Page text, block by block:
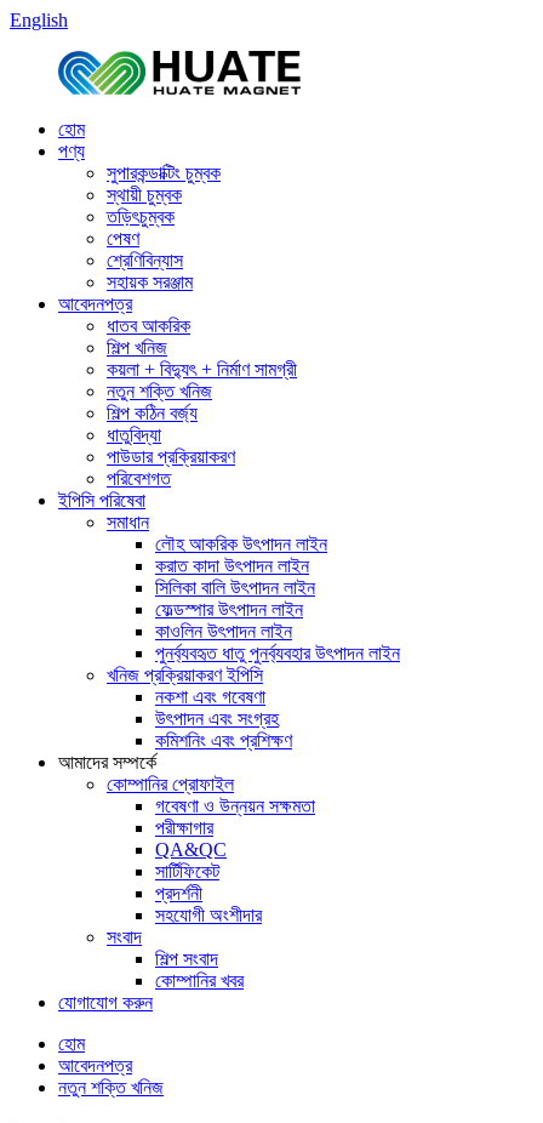
English
হোম
পণ্য
সুপারকন্ডাক্টিং চুম্বক
স্থায়ী চুম্বক
তড়িৎচুম্বক
পেষণ
শ্রেণিবিন্যাস
সহায়ক সরঞ্জাম
আবেদনপত্র
ধাতব আকরিক
শিল্প খনিজ
কয়লা + বিদ্যুৎ + নির্মাণ সামগ্রী
নতুন শক্তি খনিজ
শিল্প কঠিন বর্জ্য
ধাতুবিদ্যা
পাউডার প্রক্রিয়াকরণ
পরিবেশগত
ইপিসি পরিষেবা
সমাধান
লৌহ আকরিক উৎপাদন লাইন
করাত কাদা উৎপাদন লাইন
সিলিকা বালি উৎপাদন লাইন
ফেল্ডস্পার উৎপাদন লাইন
কাওলিন উৎপাদন লাইন
পুনর্ব্যবহৃত ধাতু পুনর্ব্যবহার উৎপাদন লাইন
খনিজ প্রক্রিয়াকরণ ইপিসি
নকশা এবং গবেষণা
উৎপাদন এবং সংগ্রহ
কমিশনিং এবং প্রশিক্ষণ
আমাদের সম্পর্কে
কোম্পানির প্রোফাইল
গবেষণা ও উন্নয়ন সক্ষমতা
পরীক্ষাগার
QA&QC
সার্টিফিকেট
প্রদর্শনী
সহযোগী অংশীদার
সংবাদ
শিল্প সংবাদ
কোম্পানির খবর
যোগাযোগ করুন
হোম
আবেদনপত্র
নতুন শক্তি খনিজ